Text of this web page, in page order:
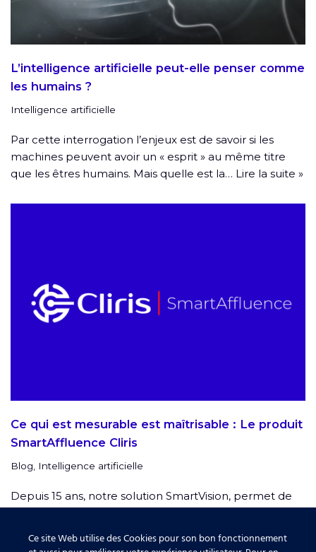
L’intelligence artificielle peut-elle penser comme
les humains ?
Intelligence artificielle
Par cette interrogation l’enjeux est de savoir si les
machines peuvent avoir un « esprit » au même titre
que les êtres humains. Mais quelle est la… Lire la suite »
Ce qui est mesurable est maîtrisable : Le produit
SmartAffluence Cliris
Blog Intelligence artificielle
Depuis 15 ans, notre solution SmartVision, permet de
Public. Avec l’arrivée…
Lire la suite »
Ce site Web utilise des Cookies pour son bon fonctionnement